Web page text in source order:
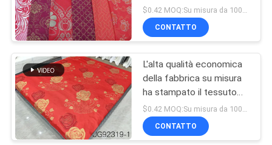
tricottato il tessuto
stampato del materasso,
tessuto stampato della
$0.42 MOQ:Su misura da 1000 metri per progettazione
CONTATTO
L'alta qualità economica
della fabbrica su misura
ha stampato il tessuto
100% del materasso del
TRICOT del poliestere
CONTATTO